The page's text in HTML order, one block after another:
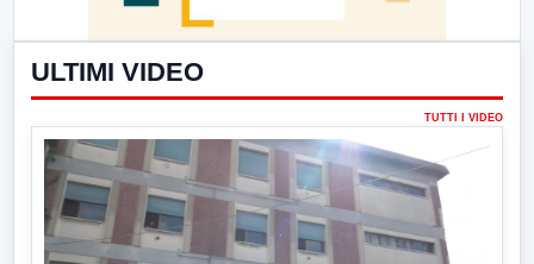
ULTIMI VIDEO
TUTTI I VIDEO